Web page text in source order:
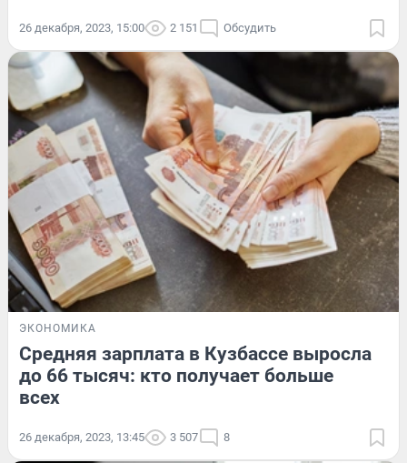
26 декабря, 2023, 15:00 2 151 Обсудить
ЭКОНОМИКА
Средняя зарплата в Кузбассе выросла
до 66 тысяч: кто получает больше
всех
26 декабря, 2023, 13:45 3 507 8